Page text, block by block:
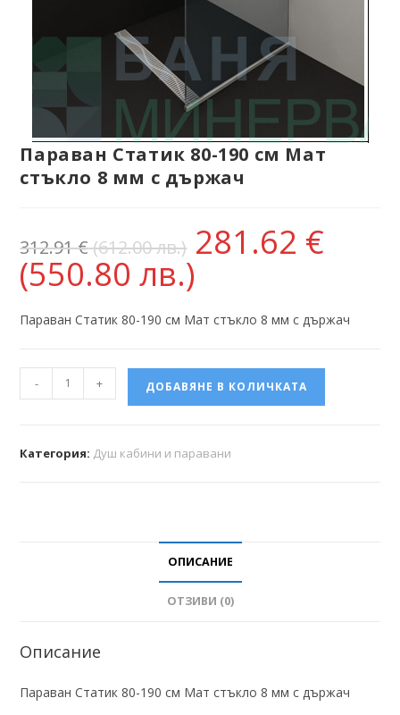
Параван Статик 80-190 см Мат
стъкло 8 мм с държач
312.91€(612.00 лв.) 281.62 €
(550.80 лв.)
Параван Статик 80-190 см Мат стъкло 8 мм с държач
- + ДОБАВЯНЕ В КОЛИЧКАТА
Категория: Душ кабини и паравани
ОПИСАНИЕ
ОТЗИВИ (0)
Описание
Параван Статик 80-190 см Мат стъкло 8 мм с държач